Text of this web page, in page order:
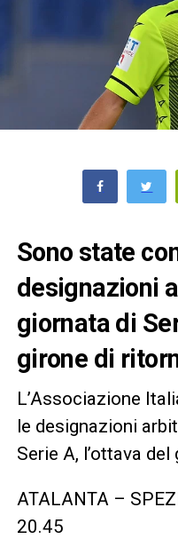
Sono state
designazioni
giornata di
girone di
L’Associazione
le designazioni
Serie A, l’ottava
ATALANTA –
20.45